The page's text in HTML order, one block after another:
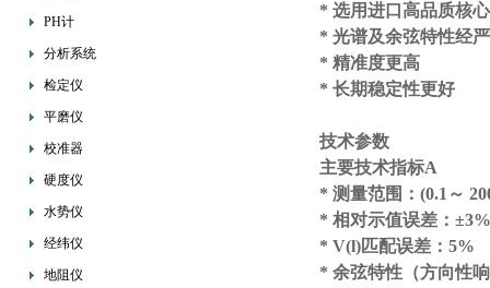
PH计
分析系统
检定仪
平磨仪
校准器
硬度仪
水势仪
经纬仪
地阻仪
* 选用进口高品质核
* 光谱及余弦特性经
* 精准度更高
* 长期稳定性更好
技术参数
主要技术指标A
* 测量范围：(0.1～
* 相对示值误差：±3%
* V(l)匹配误差：5%
* 余弦特性（方向性